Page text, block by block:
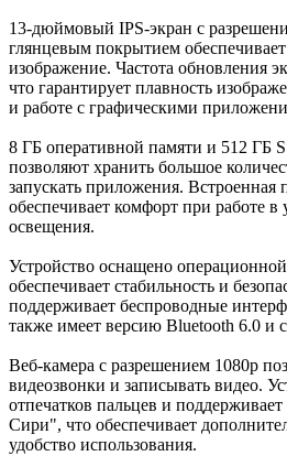
13-дюймовый IPS-экран с
глянцевым покрытием обеспечивает
изображение. Частота обновления
что гарантирует плавность
и работе с графическими
8 ГБ оперативной памяти и 512 ГБ
позволяют хранить большое
запускать приложения. Встроенная
обеспечивает комфорт при работе в
освещения.
Устройство оснащено
обеспечивает стабильность и
поддерживает беспроводные
также имеет версию Bluetooth 6.0 и
Веб-камера с разрешением 1080p
видеозвонки и записывать видео.
отпечатков пальцев и
Сири", что обеспечивает
удобство использования.